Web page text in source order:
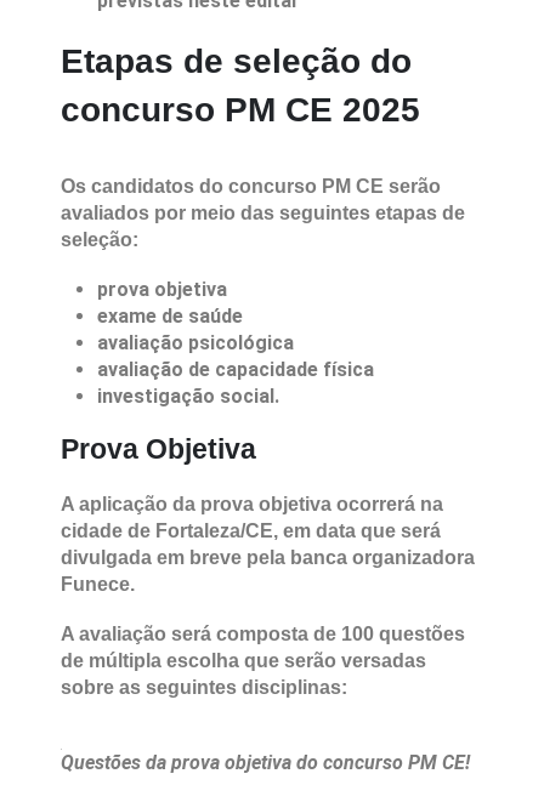
Etapas de seleção do
concurso PM CE 2025
Os candidatos do concurso PM CE serão
avaliados por meio das seguintes etapas de
seleção:
prova objetiva
exame de saúde
avaliação psicológica
avaliação de capacidade física
investigação social.
Prova Objetiva
A aplicação da prova objetiva ocorrerá na
cidade de Fortaleza/CE, em data que será
divulgada em breve pela banca organizadora
Funece.
A avaliação será composta de 100 questões
de múltipla escolha que serão versadas
sobre as seguintes disciplinas: